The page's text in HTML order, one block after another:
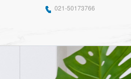
021-50173766